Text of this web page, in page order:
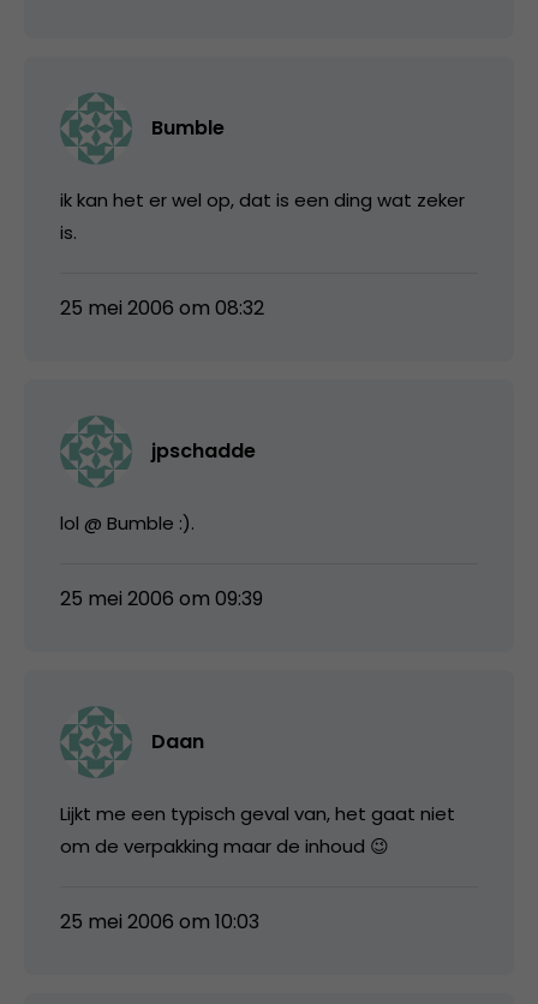
Bumble
ik kan het er wel op, dat is een ding wat zeker
is.
25 mei 2006 om 08:32
jpschadde
lol @ Bumble :).
25 mei 2006 om 09:39
Daan
Lijkt me een typisch geval van, het gaat niet
om de verpakking maar de inhoud 😉
25 mei 2006 om 10:03